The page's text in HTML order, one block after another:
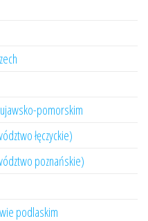
pomorskim
łęczyckie)
poznańskie)
podlaskim